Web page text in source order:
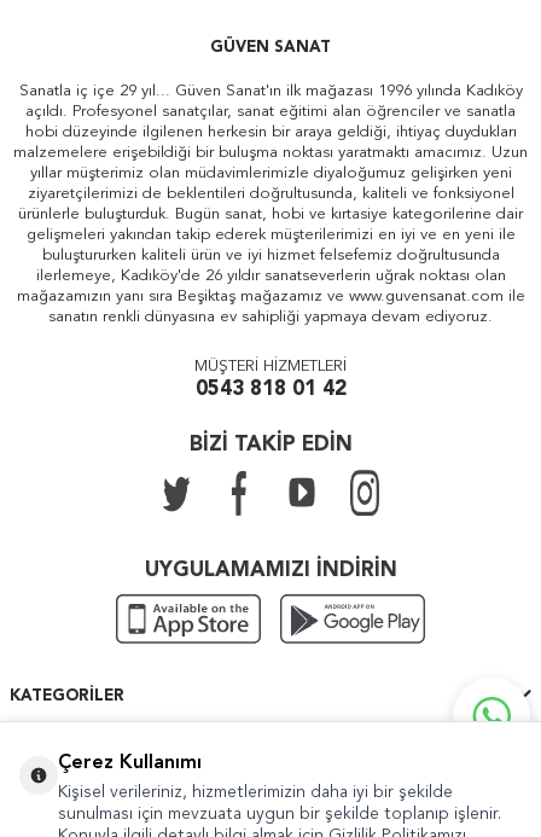
GÜVEN SANAT
Sanatla iç içe 29 yıl... Güven Sanat'ın ilk mağazası 1996 yılında Kadıköy
açıldı. Profesyonel sanatçılar, sanat eğitimi alan öğrenciler ve sanatla
hobi düzeyinde ilgilenen herkesin bir araya geldiği, ihtiyaç duydukları
malzemelere erişebildiği bir buluşma noktası yaratmaktı amacımız. Uzun
yıllar müşterimiz olan müdavimlerimizle diyaloğumuz gelişirken yeni
ziyaretçilerimizi de beklentileri doğrultusunda, kaliteli ve fonksiyonel
ürünlerle buluşturduk. Bugün sanat, hobi ve kırtasiye kategorilerine dair
gelişmeleri yakından takip ederek müşterilerimizi en iyi ve en yeni ile
buluştururken kaliteli ürün ve iyi hizmet felsefemiz doğrultusunda
ilerlemeye, Kadıköy'de 26 yıldır sanatseverlerin uğrak noktası olan
mağazamızın yanı sıra Beşiktaş mağazamız ve www.guvensanat.com ile
sanatın renkli dünyasına ev sahipliği yapmaya devam ediyoruz.
MÜŞTERİ HİZMETLERİ
0543 818 01 42
BİZİ TAKİP EDİN
UYGULAMAMIZI İNDİRİN
KATEGORILER
HIZLI ERIŞIM
Çerez Kullanımı
Kişisel verileriniz, hizmetlerimizin daha iyi bir şekilde
sunulması için mevzuata uygun bir şekilde toplanıp işlenir.